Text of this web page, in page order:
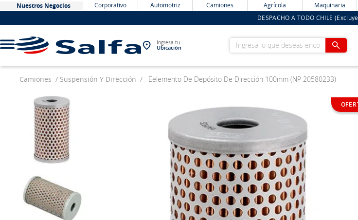
Nuestros Negocios Corporativo Automotriz Camiones Agrícola Maquinaria
DESPACHO A TODO CHILE
Ingresa tu
Ubicación
Ingresa lo que deseas encontrar
Camiones Suspensión Y Dirección Eelemento De Depósito De Dirección 100mm (NP 20580233)
.
bateria
.
neumáticos
.
westlake
.
yokohama
.
6.
chevrolet
7.
jockey